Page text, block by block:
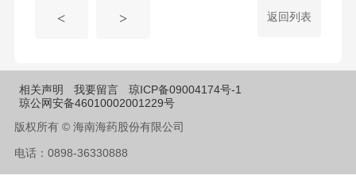
< > 返回列表
相关声明 我要留言
琼ICP备09004174号-1
琼公网安备46010002001229号
版权所有 © 海南海药股份有限公司
电话：0898-36330888